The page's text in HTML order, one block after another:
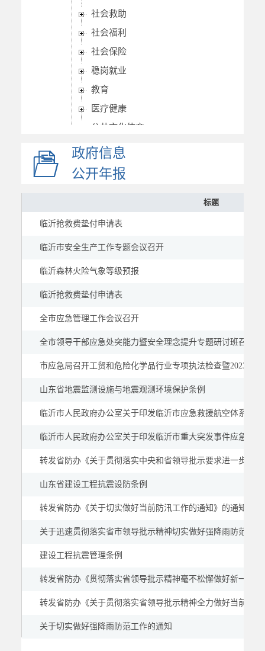
社会救助
社会福利
社会保险
稳岗就业
教育
医疗健康
公共文化体育
应急管理
应急救援
预警信息
救援信息
国资国企
建议提案
公示公告
政府信息
公开年报
标题
临沂抢救费垫付申请表
临沂市安全生产工作专题会议召开
临沂森林火险气象等级预报
临沂抢救费垫付申请表
全市应急管理工作会议召开
全市领导干部应急处突能力暨安全理念提升专题研讨班召开
市应急局召开工贸和危险化学品行业专项执法检查暨2023年
山东省地震监测设施与地震观测环境保护条例
临沂市人民政府办公室关于印发临沂市应急救援航空体系建
临沂市人民政府办公室关于印发临沂市重大突发事件应急保
转发省防办《关于贯彻落实中央和省领导批示要求进一步做
山东省建设工程抗震设防条例
转发省防办《关于切实做好当前防汛工作的通知》的通知
关于迅速贯彻落实省市领导批示精神切实做好强降雨防范工
建设工程抗震管理条例
转发省防办《贯彻落实省领导批示精神毫不松懈做好新一轮
转发省防办《关于贯彻落实省领导批示精神全力做好当前防
关于切实做好强降雨防范工作的通知